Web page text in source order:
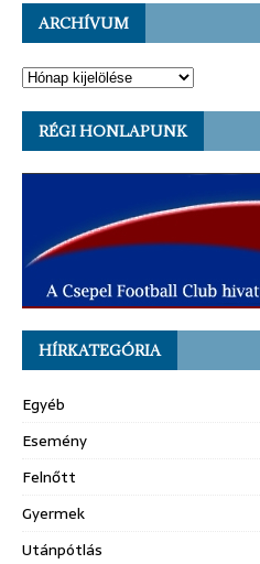
ARCHÍVUM
RÉGI HONLAPUNK
HÍRKATEGÓRIA
Egyéb
Esemény
Felnőtt
Gyermek
Utánpótlás